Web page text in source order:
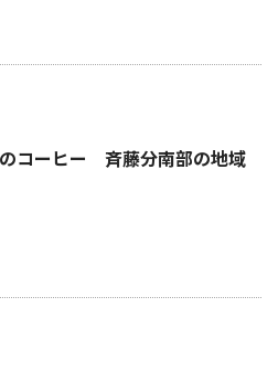
コーヒー 斉藤分南部の地域